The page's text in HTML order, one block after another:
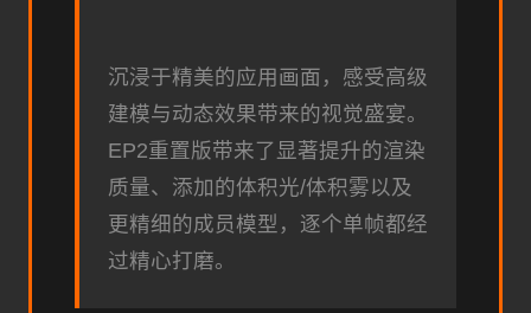
沉浸于精美的应用画面，感受高级
建模与动态效果带来的视觉盛宴。
EP2重置版带来了显著提升的渲染
质量、添加的体积光/体积雾以及
更精细的成员模型，逐个单帧都经
过精心打磨。